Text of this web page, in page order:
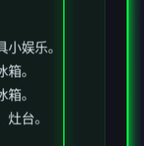
小娱乐。
。
。
灶台。